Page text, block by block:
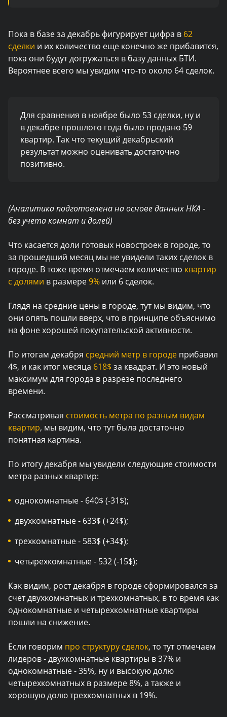
Пока в базе за декабрь фигурирует цифра в 62
сделки и их количество еще конечно же прибавится,
пока они будут догружаться в базу данных БТИ.
Вероятнее всего мы увидим что-то около 64 сделок.
Для сравнения в ноябре было 53 сделки, ну и
в декабре прошлого года было продано 59
квартир. Так что текущий декабрьский
результат можно оценивать достаточно
позитивно.
(Аналитика подготовлена на основе данных НКА -
без учета комнат и долей)
Что касается доли готовых новостроек в городе, то
за прошедший месяц мы не увидели таких сделок в
городе. В тоже время отмечаем количество квартир
с долями в размере9% или 6 сделок.
Глядя на средние цены в городе, тут мы видим, что
они опять пошли вверх, что в принципе объяснимо
на фоне хорошей покупательской активности.
По итогам декабря средний метр в городе прибавил
4$, и как итог месяца 618$ за квадрат. И это новый
максимум для города в разрезе последнего
времени.
Рассматривая стоимость метра по разным видам
квартир, мы видим, что тут была достаточно
понятная картина.
По итогу декабря мы увидели следующие стоимости
метра разных квартир:
однокомнатные - 640$ (-31$);
двухкомнатные - 633$ (+24$);
трехкомнатные - 583$ (+34$);
четырехкомнатные - 532 (-15$);
Как видим, рост декабря в городе сформировался за
счет двухкомнатных и трехкомнатных, в то время как
однокомнатные и четырехкомнатные квартиры
пошли на снижение.
Если говорим про структуру сделок, то тут отмечаем
лидеров - двухкомнатные квартиры в 37% и
однокомнатные - 35%, ну и высокую долю
четырехкомнатных в размере 8%, а также и
хорошую долю трехкомнатных в 19%.